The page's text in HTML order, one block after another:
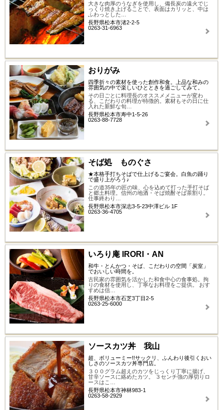
大きな肉厚のうなぎを使用し、備長炭の遠火でじ
っくり焼き上げることで、表面はカリッと、中は
ふわっとした…
長野県松本市渚2-2-5
0263-31-6963
おりがみ
四季折々の素材を使った創作和食。上品な和みの
雰囲気の中で楽しいひとときを過ごしてみて。
その日ごとに料理長のオススメメニューが変わ
る、こだわりの料理が特徴的。素材もその日に仕
入れた新鮮な旬…
長野県松本市寿中1-5-26
0263-88-7728
そば処 ものぐさ
★本格手打ちそばで仕上げるご宴会。白魚の踊り
で盛り上がろう♪
この道35年の匠の味、心を込めて打った手打そば
と郷土料理。信州の地酒・そば焼酎そば茶割り。
仕事終わり…
長野県松本市深志3-5-23中澤ビル 1F
0263-36-4705
いろり庵 IRORI・AN
和牛・とんかつ・そば、こだわりの空間「炭室」
でおいしい時間を。
古民家の雰囲気を活かした和食中心の食事処。拘
りの食材を使用し、丁寧なお料理をご提供。 おす
すめは信…
長野県松本市石芝3丁目2-5
0263-25-6000
ソースカツ丼 我山
超、ボリューミー!!サックリ、ふんわり後引くおい
しさのソースカツ丼専門店。
３００グラム超えのカツをじっくり丁寧に揚げ、
甘辛ソースに絡めたカツ。 ３センチ強の厚切りロ
ースはこ…
長野県松本市神林983-1
0263-58-2929